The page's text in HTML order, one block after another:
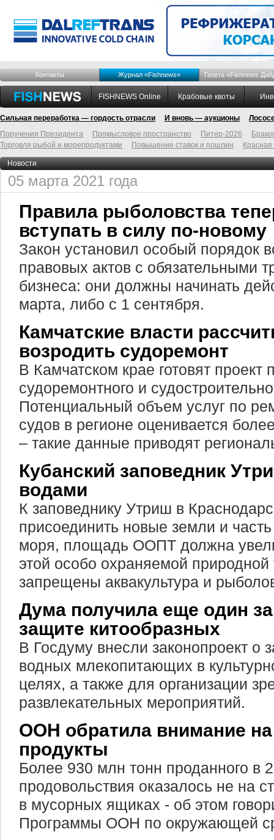
Контакты Журнал «Fishnews» Газета «Fishnews
FISHNEWS Online Крабовые квоты
Сильная переработка — гордость отрасли И вновь — аукционы
Поручения Президента
Промысловое пространство Питер-2026
Торговля рыбой и морепродуктами
Повышение ставок и пошлин
Новости
05 марта 2021 года
Правила рыболовства
вступать в силу по-новому
Закон установил особый порядок
правовых актов с обязательными
бизнеса: они должны начинать
марта, либо с 1 сентября.
Камчатские власти
возродить судоремонт
В Камчатском крае готовят проект
судоремонтного и
Потенциальный объем услуг по
судов в регионе оценивается
– такие данные приводят
Кубанский заповедник
водами
К заповеднику Утриш в
присоединить новые земли и
моря, площадь ООПТ должна
этой особо охраняемой природной
запрещены аквакультура и
Дума получила еще один
защите китообразных
В Госдуму внесли законопроект о
водных млекопитающих в
целях, а также для организации
развлекательных мероприятий.
ООН обратила внимание
продукты
Более 930 млн тонн проданного в
продовольствия оказалось не на
в мусорных ящиках - об этом
Программы ООН по окружающей